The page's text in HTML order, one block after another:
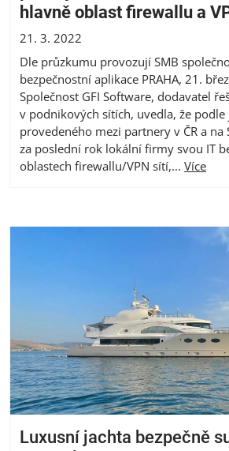
hlavně oblast firewallu a
21. 3. 2022
Dle průzkumu provozují SMB
bezpečnostní aplikace PRAHA, 21.
Společnost GFI Software, dodavatel
v podnikových sítích, uvedla, že
provedeného mezi partnery v ČR a
za poslední rok lokální firmy svou IT
oblastech firewallu/VPN sítí,... Více
Luxusní jachta bezpečně